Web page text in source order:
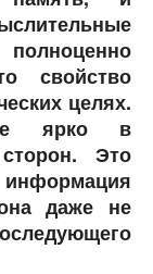
свойство
целях.
ярко в
Это
информация
даже не